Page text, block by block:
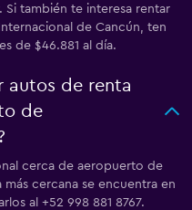
también te interesa rentar
de Cancún, ten
de $46.881 al día.
autos de renta
de
cerca de aeropuerto de
más cercana se encuentra en
al +52 998 881 8767.